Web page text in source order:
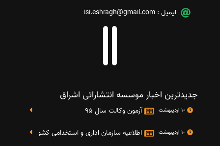
ایمیل : isi.eshragh@gmail.com
جدیدترین اخبار موسسه انتشاراتی اشراق
آزمون وکالت سال 95
اطلاعیه سازمان اداری و استخدامی کشور در خصوص